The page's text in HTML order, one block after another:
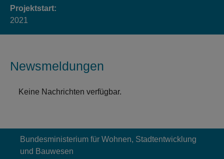
Projektstart:
2021
Newsmeldungen
Keine Nachrichten verfügbar.
Bundesministerium für Wohnen, Stadtentwicklung
und Bauwesen